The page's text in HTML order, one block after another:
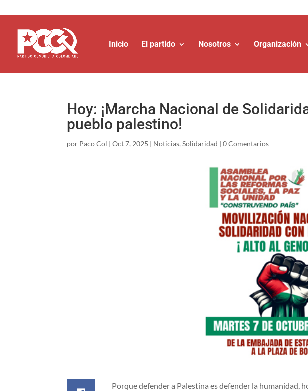
Inicio El partido Nosotros Organización
Hoy: ¡Marcha Nacional de
pueblo palestino!
por Paco Col |Oct 7, 2025 | Noticias,Solidaridad |0 Comentarios
Porque defender a Palestina es defender la humanidad,